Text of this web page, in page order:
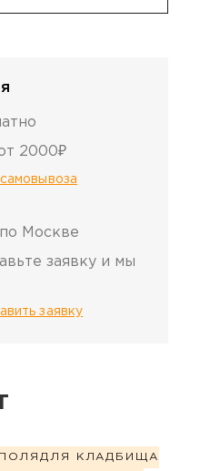
2000₽
Москве
заявку и мы
заявку
ДЛЯ КЛАДБИЩА